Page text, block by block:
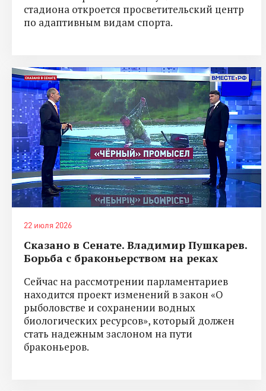
стадиона откроется просветительский центр
по адаптивным видам спорта.
22 июля 2026
Сказано в Сенате. Владимир Пушкарев.
Борьба с браконьерством на реках
Сейчас на рассмотрении парламентариев
находится проект изменений в закон «О
рыболовстве и сохранении водных
биологических ресурсов», который должен
стать надежным заслоном на пути
браконьеров.